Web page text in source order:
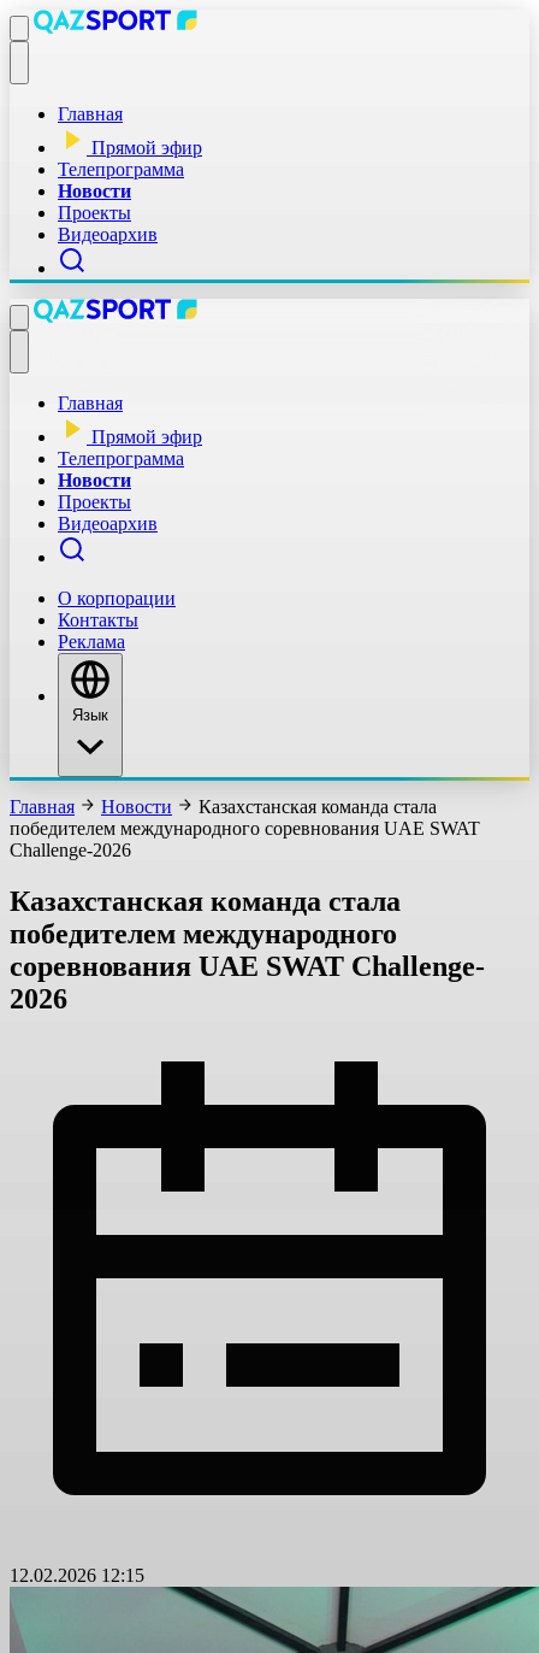
Главная
Прямой эфир
Телепрограмма
Новости
Проекты
Видеоархив
Главная
Прямой эфир
Телепрограмма
Новости
Проекты
Видеоархив
О корпорации
Контакты
Реклама
Язык
Главная Новости
Казахстанская команда стала
победителем международного соревнования UAE SWAT
Challenge-2026
Казахстанская команда стала
победителем международного
соревнования UAE SWAT Challenge-
2026
12.02.2026 12:15